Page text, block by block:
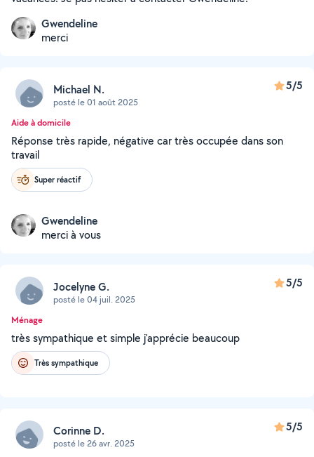
Gwendeline
merci
Michael N.
posté le 01 août 2025
5/5
Aide à domicile
Réponse très rapide, négative car très occupée dans son
travail
Super réactif
Gwendeline
merci à vous
Jocelyne G.
posté le 04 juil. 2025
5/5
Ménage
très sympathique et simple j'apprécie beaucoup
Très sympathique
Corinne D.
posté le 26 avr. 2025
5/5